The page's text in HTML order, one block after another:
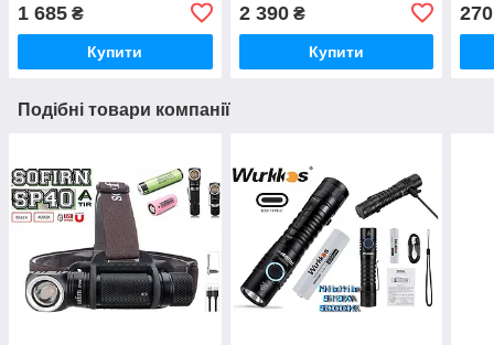
оригінальний акумулятор
18650 2600mAh
1 685 ₴
Купити
Торцевий магніт, Кліпса)
2 390₴
Купити
270
Подібні товари компанії